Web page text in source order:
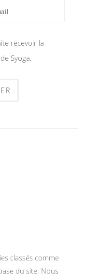
recevoir la
Syoga.
classés comme
du site. Nous